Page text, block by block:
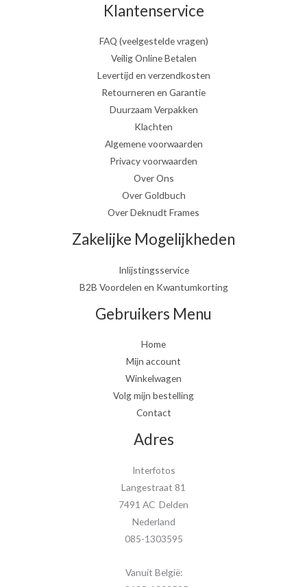
Klantenservice
FAQ (veelgestelde vragen)
Veilig Online Betalen
Levertijd en verzendkosten
Retourneren en Garantie
Duurzaam Verpakken
Klachten
Algemene voorwaarden
Privacy voorwaarden
Over Ons
Over Goldbuch
Over Deknudt Frames
Zakelijke Mogelijkheden
Inlijstingsservice
B2B Voordelen en Kwantumkorting
Gebruikers Menu
Home
Mijn account
Winkelwagen
Volg mijn bestelling
Contact
Adres
Interfotos
Langestraat 81
7491 AC Delden
Nederland
085-1303595
Vanuit België: